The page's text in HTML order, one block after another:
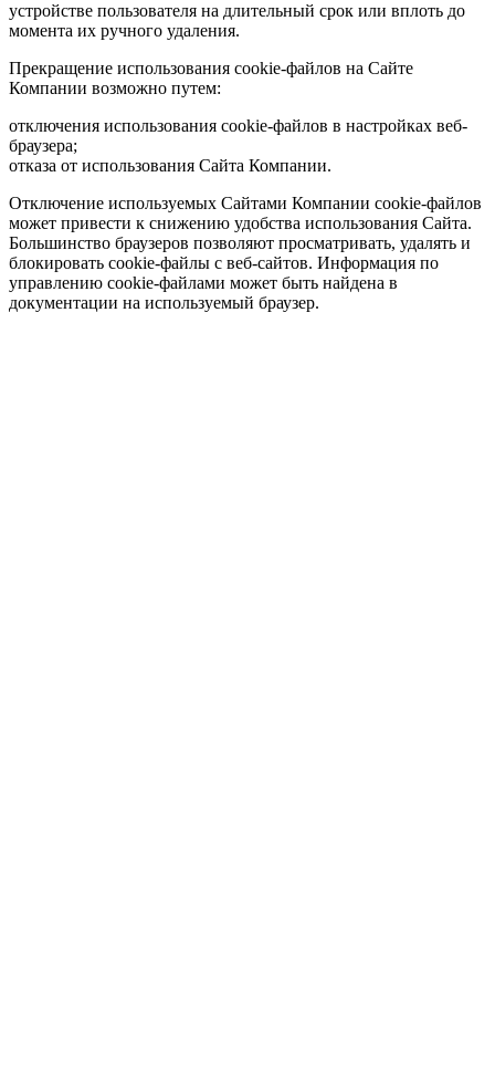
устройстве пользователя на длительный срок или вплоть до
момента их ручного удаления.
Прекращение использования cookie-файлов на Сайте
Компании возможно путем:
отключения использования cookie-файлов в настройках веб-
браузера;
отказа от использования Сайта Компании.
Отключение используемых Сайтами Компании cookie-файлов
может привести к снижению удобства использования Сайта.
Большинство браузеров позволяют просматривать, удалять и
блокировать cookie-файлы c веб-сайтов. Информация по
управлению cookie-файлами может быть найдена в
документации на используемый браузер.